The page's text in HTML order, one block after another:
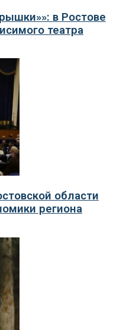
в Ростове
театра
области
региона